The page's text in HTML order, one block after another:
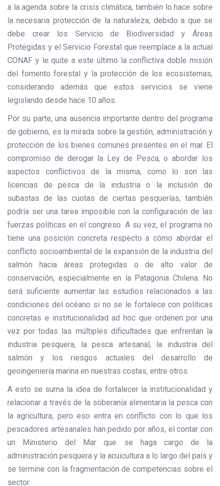
a la agenda sobre la crisis climática, también lo hace sobre
la necesaria protección de la naturaleza, debido a que se
debe crear los Servicio de Biodiversidad y Áreas
Protegidas y el Servicio Forestal que reemplace a la actual
CONAF y le quite a este último la conflictiva doble misión
del fomento forestal y la protección de los ecosistemas,
considerando además que estos servicios se viene
legislando desde hace 10 años.
Por su parte, una ausencia importante dentro del programa
de gobierno, es la mirada sobre la gestión, administración y
protección de los bienes comunes presentes en el mar. El
compromiso de derogar la Ley de Pesca, o abordar los
aspectos conflictivos de la misma, como lo son las
licencias de pesca de la industria o la inclusión de
subastas de las cuotas de ciertas pesquerías, también
podría ser una tarea imposible con la configuración de las
fuerzas políticas en el congreso. A su vez, el programa no
tiene una posición concreta respecto a cómo abordar el
conflicto socioambiental de la expansión de la industria del
salmón hacia áreas protegidas o de alto valor de
conservación, especialmente en la Patagonia Chilena. No
será suficiente aumentar las estudios relacionados a las
condiciones del océano si no se le fortalece con políticas
concretas e institucionalidad ad hoc que ordenen por una
vez por todas las múltiples dificultades que enfrentan la
industria pesquera, la pesca artesanal, la industria del
salmón y los riesgos actuales del desarrollo de
geoingeniería marina en nuestras costas, entre otros.
A esto se suma la idea de fortalecer la institucionalidad y
relacionar a través de la soberanía alimentaria la pesca con
la agricultura, pero eso entra en conflicto con lo que los
pescadores artesanales han pedido por años, el contar con
un Ministerio del Mar que se haga cargo de la
administración pesquera y la acuicultura a lo largo del país y
se termine con la fragmentación de competencias sobre el
sector.